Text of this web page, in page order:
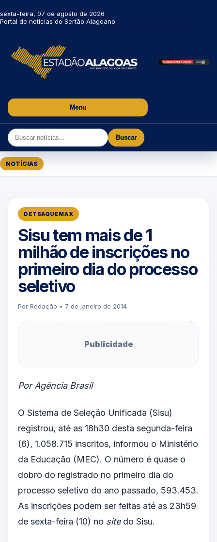
sexta-feira, 07 de agosto de 2026
Portal de notícias do Sertão Alagoano
Menu
Buscar
NOTÍCIAS
DETSAQUEMAX
Sisu tem mais de 1
milhão de inscrições no
primeiro dia do processo
seletivo
Por Redação • 7 de janeiro de 2014
Publicidade
Por Agência Brasil
O Sistema de Seleção Unificada (Sisu)
registrou, até as 18h30 desta segunda-feira
(6), 1.058.715 inscritos, informou o Ministério
da Educação (MEC). O número é quase o
dobro do registrado no primeiro dia do
processo seletivo do ano passado, 593.453.
As inscrições podem ser feitas até as 23h59
de sexta-feira (10) no site do Sisu.